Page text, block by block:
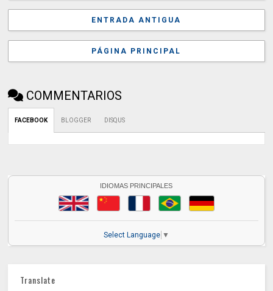
ENTRADA ANTIGUA
PÁGINA PRINCIPAL
COMMENTARIOS
FACEBOOK BLOGGER DISQUS
IDIOMAS PRINCIPALES
Select Language ▼
Translate